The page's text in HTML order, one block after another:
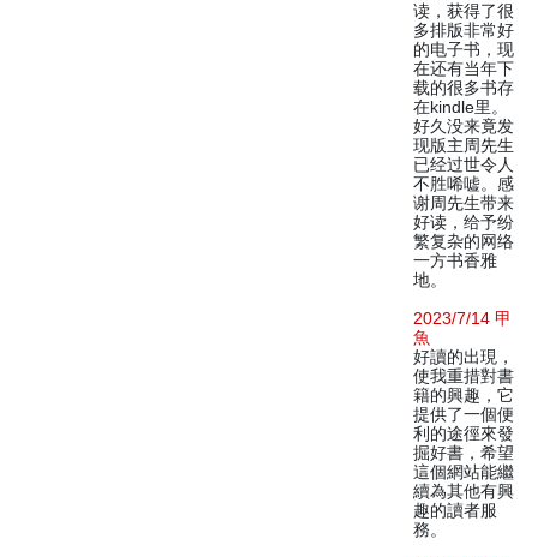
读，获得了很
多排版非常好
的电子书，现
在还有当年下
载的很多书存
在kindle里。
好久没来竟发
现版主周先生
已经过世令人
不胜唏嘘。感
谢周先生带来
好读，给予纷
繁复杂的网络
一方书香雅
地。
2023/7/14 甲
魚
好讀的出現，
使我重措對書
籍的興趣，它
提供了一個便
利的途徑來發
掘好書，希望
這個網站能繼
續為其他有興
趣的讀者服
務。